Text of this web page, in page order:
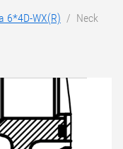
6*4D-WX(R)
  /  Neck